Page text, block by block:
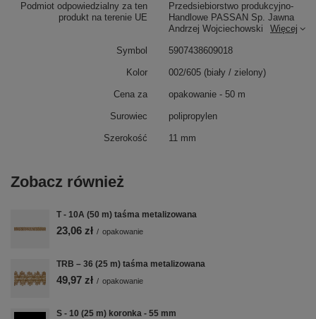
Podmiot odpowiedzialny za ten
produkt na terenie UE
Przedsiebiorstwo produkcyjno-
Handlowe PASSAN Sp. Jawna
Andrzej Wojciechowski
Więcej
Symbol 5907438609018
Kolor 002/605 (biały / zielony)
Cena za opakowanie - 50 m
Surowiec polipropylen
Szerokość 11 mm
Zobacz również
T - 10A (50 m) taśma metalizowana
23,06 zł / opakowanie
TRB – 36 (25 m) taśma metalizowana
49,97 zł / opakowanie
S - 10 (25 m) koronka - 55 mm